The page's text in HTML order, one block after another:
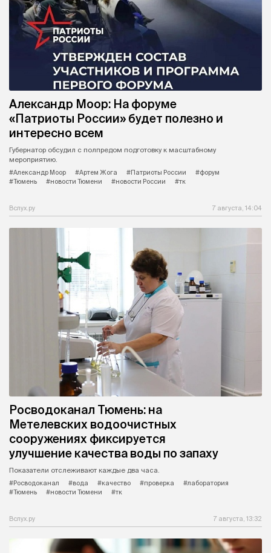
Александр Моор: На форуме
«Патриоты России» будет полезно и
интересно всем
Губернатор обсудил с полпредом подготовку к масштабному
мероприятию.
#Александр Моор
#Артем Жога #Патриоты России
#форум
#Тюмень
#новости Тюмени #новости России #тк
Вслух.ру 7 августа, 14:04
Росводоканал Тюмень: на
Метелевских водоочистных
сооружениях фиксируется
улучшение качества воды по запаху
Показатели отслеживают каждые два часа.
#Росводоканал
#вода #качество #проверка
#лаборатория
#Тюмень
#новости Тюмени #тк
Вслух.ру 7 августа, 13:32